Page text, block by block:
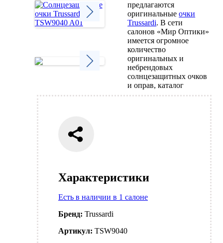
Характеристики
Есть в наличии в 1 салоне
Бренд: Trussardi
Артикул: TSW9040
предлагаются
оригинальныеочки
Trussardi. В сети
салонов «Мир Оптики»
имеется огромное
количество
оригинальных и
небрендовых
солнцезащитных очков
и оправ, каталог